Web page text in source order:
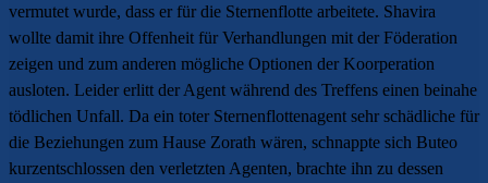
vermutet wurde, dass er für die Sternenflotte arbeitete. Shavira
wollte damit ihre Offenheit für Verhandlungen mit der Föderation
zeigen und zum anderen mögliche Optionen der Koorperation
ausloten. Leider erlitt der Agent während des Treffens einen beinahe
tödlichen Unfall. Da ein toter Sternenflottenagent sehr schädliche für
die Beziehungen zum Hause Zorath wären, schnappte sich Buteo
kurzentschlossen den verletzten Agenten, brachte ihn zu dessen